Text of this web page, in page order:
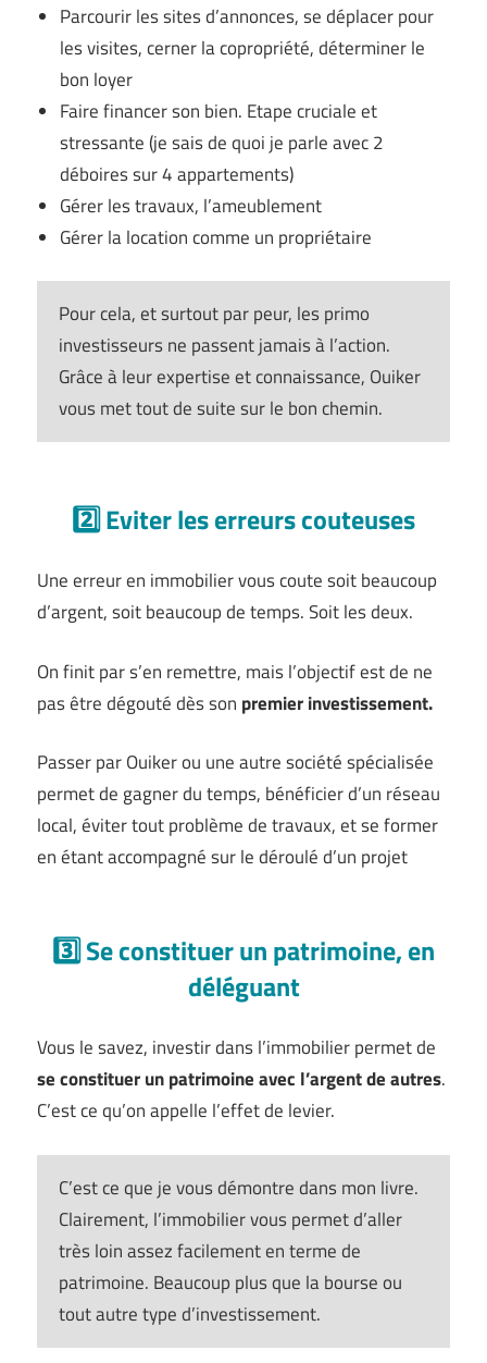
Parcourir les sites d’annonces, se déplacer pour
les visites, cerner la copropriété, déterminer le
bon loyer
Faire financer son bien. Etape cruciale et
stressante (je sais de quoi je parle avec 2
déboires sur 4 appartements)
Gérer les travaux, l’ameublement
Gérer la location comme un propriétaire
Pour cela, et surtout par peur, les primo
investisseurs ne passent jamais à l’action.
Grâce à leur expertise et connaissance, Ouiker
vous met tout de suite sur le bon chemin.
2️⃣ Eviter les erreurs couteuses
Une erreur en immobilier vous coute soit beaucoup
d’argent, soit beaucoup de temps. Soit les deux.
On finit par s’en remettre, mais l’objectif est de ne
pas être dégouté dès son premier investissement.
Passer par Ouiker ou une autre société spécialisée
permet de gagner du temps, bénéficier d’un réseau
local, éviter tout problème de travaux, et se former
en étant accompagné sur le déroulé d’un projet
3️⃣ Se constituer un patrimoine, en
déléguant
Vous le savez, investir dans l’immobilier permet de
se constituer un patrimoine avec l’argent de autres.
C’est ce qu’on appelle l’effet de levier.
C’est ce que je vous démontre dans mon livre.
Clairement, l’immobilier vous permet d’aller
très loin assez facilement en terme de
patrimoine. Beaucoup plus que la bourse ou
tout autre type d’investissement.